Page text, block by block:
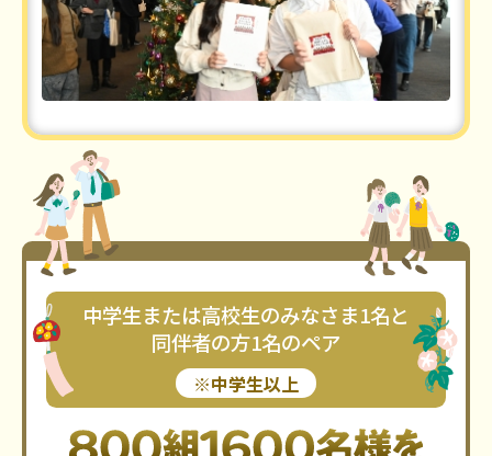
中学生または高校生のみなさま1名と
同伴者の方1名のペア
※中学生以上